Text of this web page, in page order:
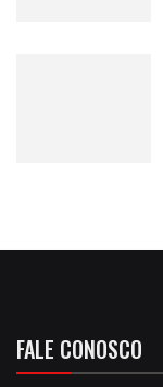
FALE CONOSCO